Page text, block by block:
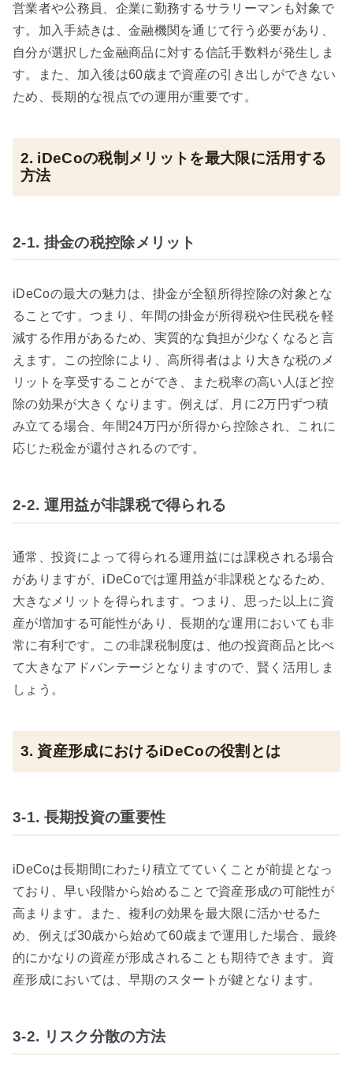
営業者や公務員、企業に勤務するサラリーマンも対象で
す。加入手続きは、金融機関を通じて行う必要があり、
自分が選択した金融商品に対する信託手数料が発生しま
す。また、加入後は60歳まで資産の引き出しができない
ため、長期的な視点での運用が重要です。
2. iDeCoの税制メリットを最大限に活用する
方法
2-1. 掛金の税控除メリット
iDeCoの最大の魅力は、掛金が全額所得控除の対象とな
ることです。つまり、年間の掛金が所得税や住民税を軽
減する作用があるため、実質的な負担が少なくなると言
えます。この控除により、高所得者はより大きな税のメ
リットを享受することができ、また税率の高い人ほど控
除の効果が大きくなります。例えば、月に2万円ずつ積
み立てる場合、年間24万円が所得から控除され、これに
応じた税金が還付されるのです。
2-2. 運用益が非課税で得られる
通常、投資によって得られる運用益には課税される場合
がありますが、iDeCoでは運用益が非課税となるため、
大きなメリットを得られます。つまり、思った以上に資
産が増加する可能性があり、長期的な運用においても非
常に有利です。この非課税制度は、他の投資商品と比べ
て大きなアドバンテージとなりますので、賢く活用しま
しょう。
3. 資産形成におけるiDeCoの役割とは
3-1. 長期投資の重要性
iDeCoは長期間にわたり積立てていくことが前提となっ
ており、早い段階から始めることで資産形成の可能性が
高まります。また、複利の効果を最大限に活かせるた
め、例えば30歳から始めて60歳まで運用した場合、最終
的にかなりの資産が形成されることも期待できます。資
産形成においては、早期のスタートが鍵となります。
3-2. リスク分散の方法